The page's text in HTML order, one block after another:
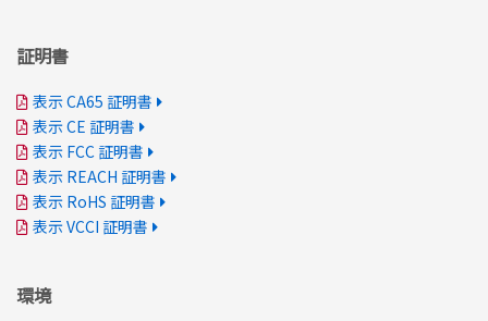
証明書
表示 CA65 証明書
表示 CE 証明書
表示 FCC 証明書
表示 REACH 証明書
表示 RoHS 証明書
表示 VCCI 証明書
環境